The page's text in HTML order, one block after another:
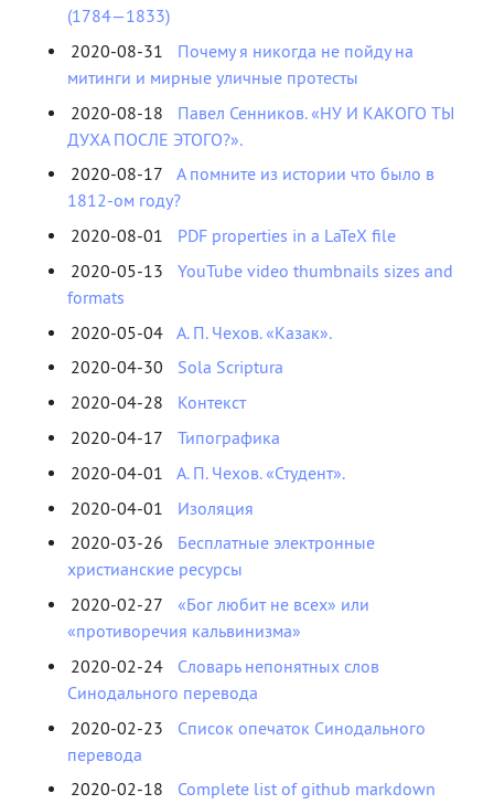
(1784—1833)
2020-08-31
Почему я никогда не пойду на
митинги и мирные уличные протесты
2020-08-18
Павел Сенников. «НУ И КАКОГО ТЫ
ДУХА ПОСЛЕ ЭТОГО?».
2020-08-17
А помните из истории что было в
1812-ом году?
2020-08-01
PDF properties in a LaTeX file
2020-05-13
YouTube video thumbnails sizes and
formats
2020-05-04
А. П. Чехов. «Казак».
2020-04-30
Sola Scriptura
2020-04-28
Контекст
2020-04-17
Типографика
2020-04-01
А. П. Чехов. «Студент».
2020-04-01
Изоляция
2020-03-26
Бесплатные электронные
христианские ресурсы
2020-02-27
«Бог любит не всех» или
«противоречия кальвинизма»
2020-02-24
Словарь непонятных слов
Синодального перевода
2020-02-23
Список опечаток Синодального
перевода
2020-02-18
Complete list of github markdown